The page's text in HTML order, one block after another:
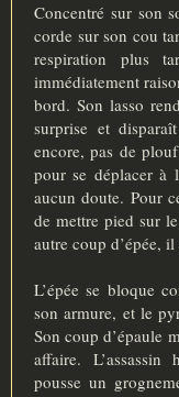
a
g
e
Concentré sur son
corde sur son cou
respiration plus
immédiatement
bord. Son lasso
surprise et
encore, pas de
pour se déplacer à
aucun doute. Pour
de mettre pied sur
autre coup d’épée,
L’épée se bloque
son armure, et le
Son coup d’épaule
affaire.
pousse un